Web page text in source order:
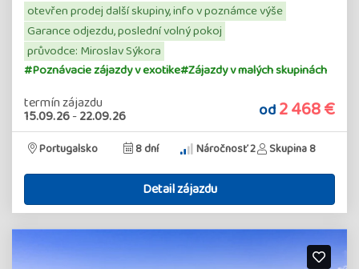
otevřen prodej další skupiny, info v poznámce výše
Garance odjezdu, poslední volný pokoj
průvodce: Miroslav Sýkora
#Poznávacie zájazdy v exotike#Zájazdy v malých skupinách
termín zájazdu
15.09.26-22.09.26 od2 468 €
Portugalsko 8 dní Náročnosť 2 Skupina 8
Detail zájazdu